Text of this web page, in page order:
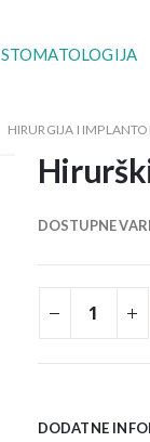
STOMATOLOGIJA
HIRURGIJA I
DOSTUPNE
DODATNE